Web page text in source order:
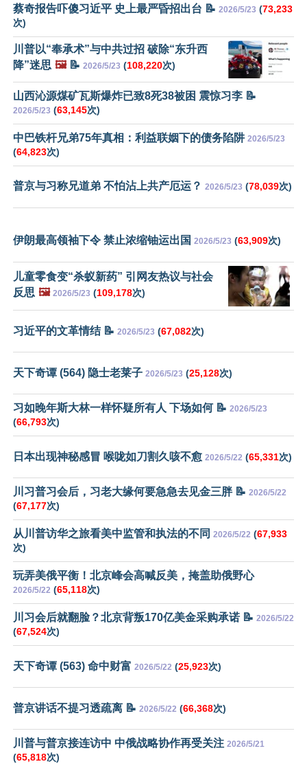
蔡奇报告吓傻习近平 史上最严昏招出台 📝 2026/5/23 (73,233
次)
川普以“奉承术”与中共过招 破除“东升西
降”迷思 🖼️📝 2026/5/23 (108,220次)
山西沁源煤矿瓦斯爆炸已致8死38被困 震惊习李 📝
2026/5/23 (63,145次)
中巴铁杆兄弟75年真相：利益联姻下的债务陷阱 2026/5/23
(64,823次)
普京与习称兄道弟 不怕沾上共产厄运？ 2026/5/23 (78,039次)
伊朗最高领袖下令 禁止浓缩铀运出国 2026/5/23 (63,909次)
儿童零食变“杀蚁新药” 引网友热议与社会
反思 🖼️ 2026/5/23 (109,178次)
习近平的文革情结 📝 2026/5/23 (67,082次)
天下奇谭 (564) 隐士老莱子 2026/5/23 (25,128次)
习如晚年斯大林一样怀疑所有人 下场如何 📝 2026/5/23
(66,793次)
日本出现神秘感冒 喉咙如刀割久咳不愈 2026/5/22 (65,331次)
川习普习会后，习老大缘何要急急去见金三胖 📝 2026/5/22
(67,177次)
从川普访华之旅看美中监管和执法的不同 2026/5/22 (67,933
次)
玩弄美俄平衡！北京峰会高喊反美，掩盖助俄野心
2026/5/22 (65,118次)
川习会后就翻脸？北京背叛170亿美金采购承诺 📝 2026/5/22
(67,524次)
天下奇谭 (563) 命中财富 2026/5/22 (25,923次)
普京讲话不提习透疏离 📝 2026/5/22 (66,368次)
川普与普京接连访中 中俄战略协作再受关注 2026/5/21
(65,818次)